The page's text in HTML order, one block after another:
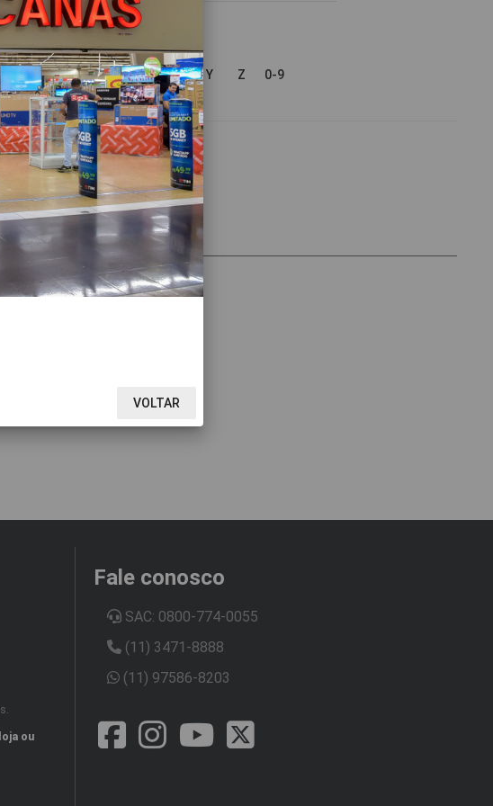
S T U V W X Y Z 0-9
ou
Fale conosco
SAC: 0800-774-0055
(11) 3471-8888
(11) 97586-8203
VOLTAR